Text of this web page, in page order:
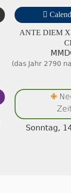

ANTE DIEM
(das Jahr 2790
✙
Sonntag,